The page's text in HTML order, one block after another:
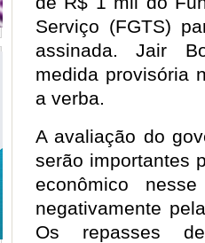
Serviço (FGTS)
assinada. Jair
medida provisória
a verba.
A avaliação do
serão importantes
econômico
negativamente
Os repasses